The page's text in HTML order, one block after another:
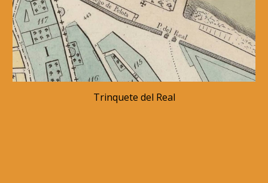
Trinquete del Real